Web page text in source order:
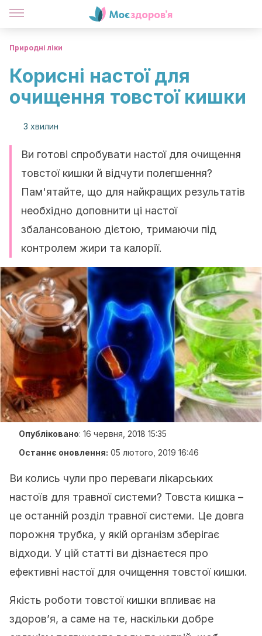
Природні ліки
Корисні настої для
очищення товстої кишки
3 хвилин
Ви готові спробувати настої для очищення
товстої кишки й відчути полегшення?
Пам'ятайте, що для найкращих результатів
необхідно доповнити ці настої
збалансованою дієтою, тримаючи під
контролем жири та калорії.
Опубліковано: 16 червня, 2018 15:35
Останнє оновлення: 05 лютого, 2019 16:46
Ви колись чули про переваги лікарських
настоїв для травної системи? Товста кишка –
це останній розділ травної системи. Це довга
порожня трубка, у якій організм зберігає
відходи. У цій статті ви дізнаєтеся про
ефективні настої для очищення товстої кишки.
Якість роботи товстої кишки впливає на
здоров’я, а саме на те, наскільки добре